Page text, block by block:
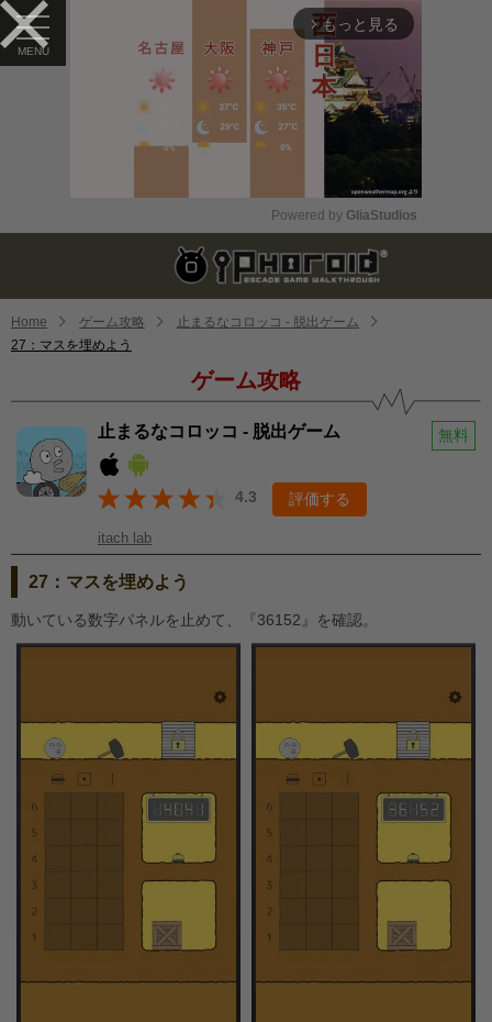
arrow_forward_ios もっと見る
Mute
Powered by GliaStudios
Home ゲーム攻略
止まるなコロッコ - 脱出ゲーム
27：マスを埋めよう
ゲーム攻略
止まるなコロッコ - 脱出ゲーム 無料
4.3 評価する
itach lab
27：マスを埋めよう
動いている数字パネルを止めて、『36152』を確認。